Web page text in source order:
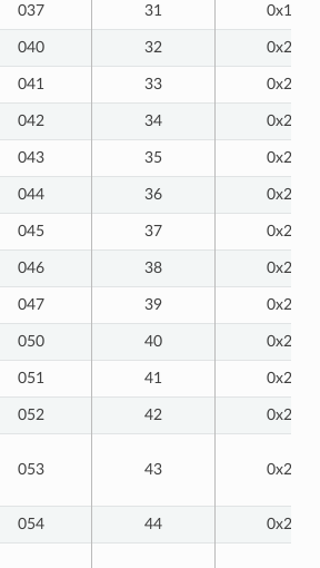
037 31 0x1F
040 32 0x20
041 33 0x21
042 34 0x22
043 35 0x23
044 36 0x24
045 37 0x25
046 38 0x26
047 39 0x27
050 40 0x28
051 41 0x29
052 42 0x2A
053 43 0x2B
054 44 0x2C